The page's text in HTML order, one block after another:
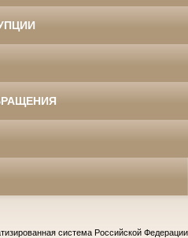
система Российской